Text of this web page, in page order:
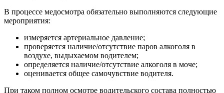
В процессе медосмотра обязательно выполняются следующие
мероприятия:
измеряется артериальное давление;
проверяется наличие/отсутствие паров алкоголя в
воздухе, выдыхаемом водителем;
определяется наличие/отсутствие алкоголя в моче;
оценивается общее самочувствие водителя.
При таком полном осмотре водительского состава полностью